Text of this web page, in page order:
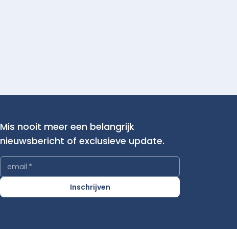
Mis nooit meer een belangrijk
nieuwsbericht of exclusieve update.
email *
Inschrijven